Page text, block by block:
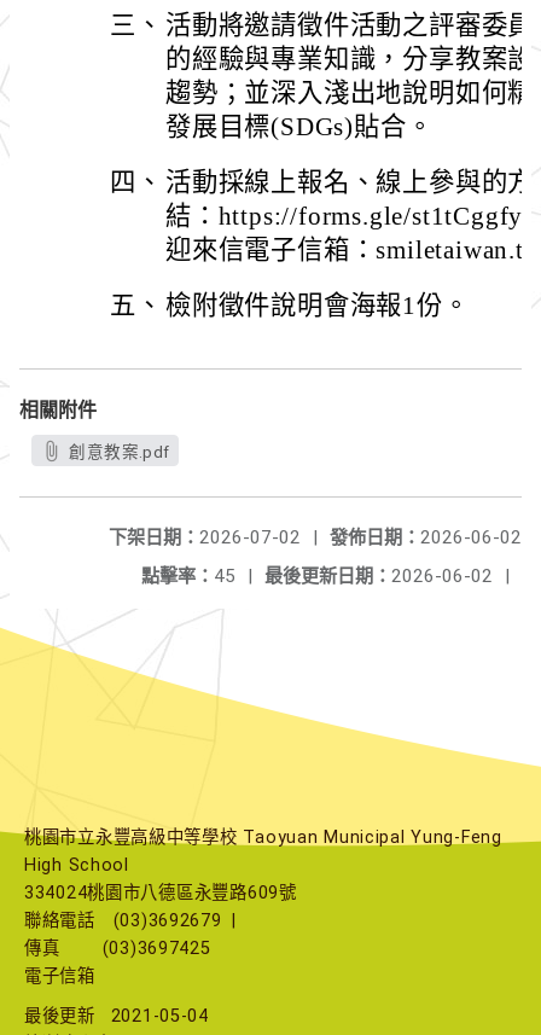
三、 活動將邀請徵件活動之評審委
的經驗與專業知識，分享教案
趨勢；並深入淺出地說明如何
發展目標(SDGs)貼合。
四、 活動採線上報名、線上參與的
結：https://forms.gle/
迎來信電子信箱：
五、 檢附徵件說明會海報1份。
相關附件
創意教案.pdf
發佈日期： 2026-06-02
下架日期： 2026-07-02
|
最後更新日期： 2026-06-02 |
點擊率： 45 |
桃園市立永豐高級中等學校 Taoyuan Municipal Yung-Feng
High School
334024桃園市八德區永豐路609號
聯絡電話
(03)3692679
傳真
(03)3697425
電子信箱
最後更新
2021-05-04